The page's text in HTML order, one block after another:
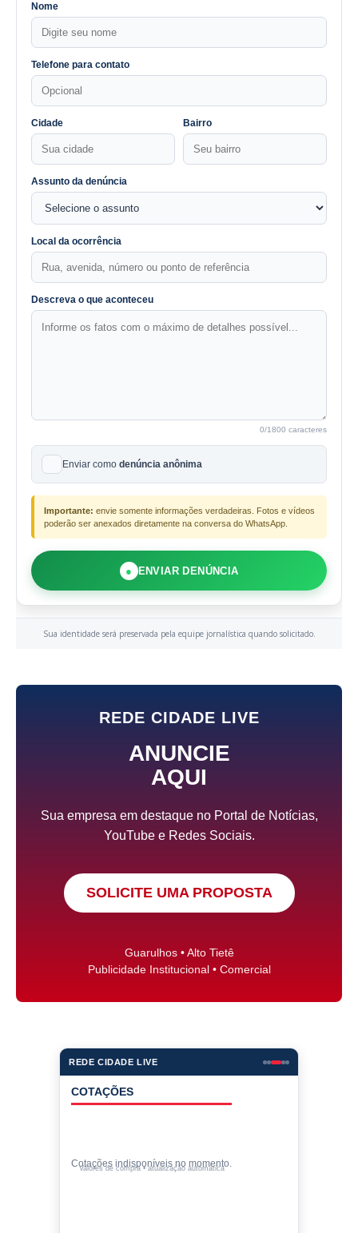
Nome
Telefone para contato
Cidade Bairro
Assunto da denúncia
Local da ocorrência
Descreva o que aconteceu
0/1800 caracteres
Enviar como denúncia anônima
Importante: envie somente informações verdadeiras. Fotos e vídeos
poderão ser anexados diretamente na conversa do WhatsApp.
● ENVIAR DENÚNCIA
Sua identidade será preservada pela equipe jornalística quando solicitado.
REDE CIDADE LIVE
ANUNCIE
AQUI
Sua empresa em destaque no Portal de Notícias,
YouTube e Redes Sociais.
SOLICITE UMA PROPOSTA
Guarulhos • Alto Tietê
Publicidade Institucional • Comercial
REDE CIDADE LIVE
COTAÇÕES
Cotações indisponíveis no momento.
Valores de compra • atualização automática